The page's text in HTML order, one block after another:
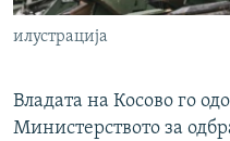
илустрација
Владата на Косово го
Министерството за